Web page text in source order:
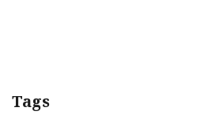
Tags